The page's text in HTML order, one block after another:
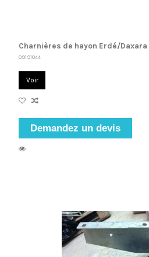
Charnières de hayon Erdé/Daxara
09191044
Voir
Demandez un devis